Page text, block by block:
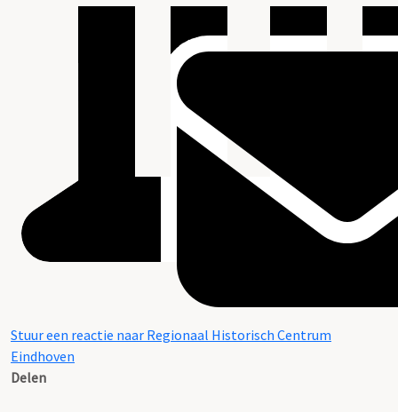
Stuur een reactie naar Regionaal Historisch Centrum
Eindhoven
Delen